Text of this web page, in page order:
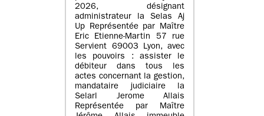
2026, désignant
administrateur la Selas Aj
Up Représentée par Maître
Eric Etienne-Martin 57 rue
Servient 69003 Lyon, avec
les pouvoirs : assister le
débiteur dans tous les
actes concernant la gestion,
mandataire judiciaire la
Selarl Jerome Allais
Représentée par Maître